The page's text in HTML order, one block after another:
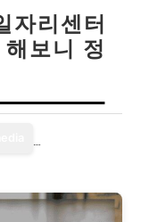
자리센터
보니 정